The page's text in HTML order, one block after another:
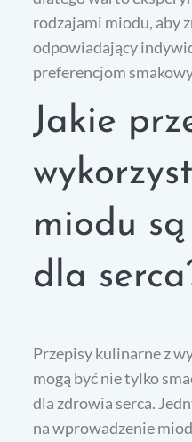
rodzajami miodu, aby
odpowiadający
preferencjom
Jakie
miodu
dla
Przepisy kulinarne z
mogą być nie tylko
dla zdrowia serca.
na wprowadzenie